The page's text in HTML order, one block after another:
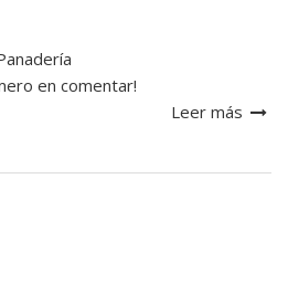
en comentar!
Leer más